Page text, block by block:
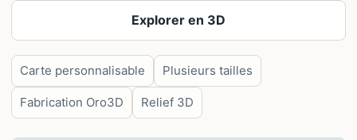
Explorer en 3D
Carte personnalisable Plusieurs tailles
Fabrication Oro3D Relief 3D